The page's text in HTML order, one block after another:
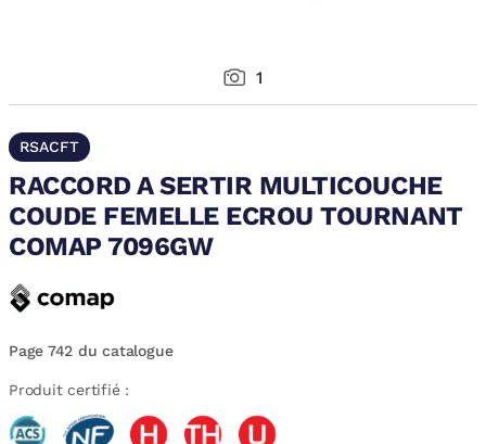
1
RSACFT
RACCORD A SERTIR MULTICOUCHE
COUDE FEMELLE ECROU TOURNANT
COMAP 7096GW
Page 742 du catalogue
Produit certifié :